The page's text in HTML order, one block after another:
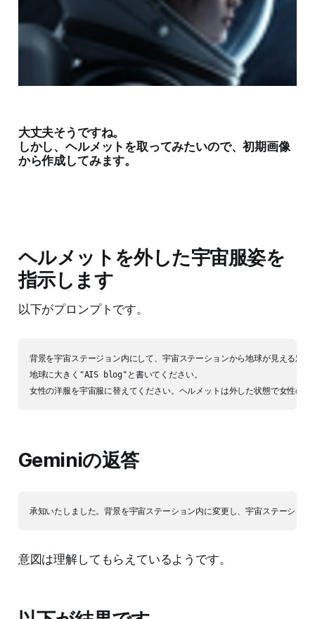
大丈夫そうですね。
しかし、ヘルメットを取ってみたいので、初期画像
から作成してみます。
ヘルメットを外した宇宙服姿を
指示します
以下がプロンプトです。
背景を宇宙ステージョン内にして、宇宙ステーションから地球が見える窓
地球に大きく"AIS blog"と書いてください。
Geminiの返答
意図は理解してもらえているようです。